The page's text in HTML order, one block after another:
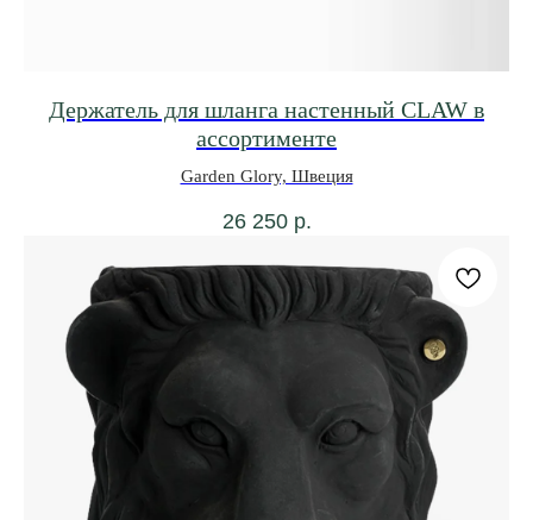
Держатель для шланга настенный CLAW в
ассортименте
Garden Glory, Швеция
26 250 р.